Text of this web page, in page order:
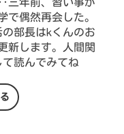
で偶然再会した。
部長はkくんのお
新します。人間関
読んでみてね